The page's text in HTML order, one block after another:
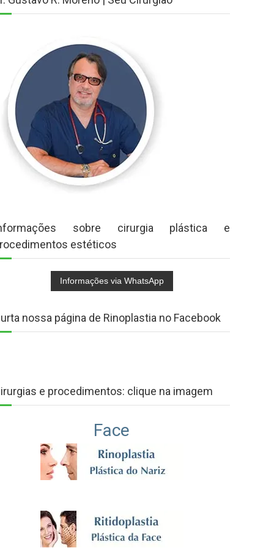
sobre cirurgia plástica e
estéticos
nossa página de Rinoplastia no Facebook
e procedimentos: clique na imagem
Face